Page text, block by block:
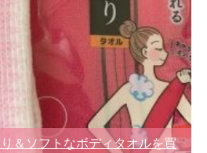
＆ソフトなボディタオルを買